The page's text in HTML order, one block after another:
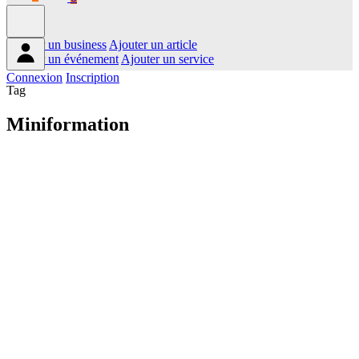
Ajouter un business Ajouter un article
Ajouter un événement Ajouter un service
Connexion Inscription
Tag
Miniformation